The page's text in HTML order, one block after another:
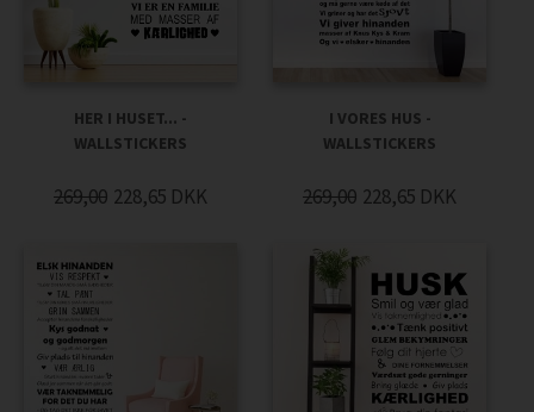
HER I HUSET... -
WALLSTICKERS
269,00 228,65 DKK
I VORES HUS -
WALLSTICKERS
269,00 228,65 DKK